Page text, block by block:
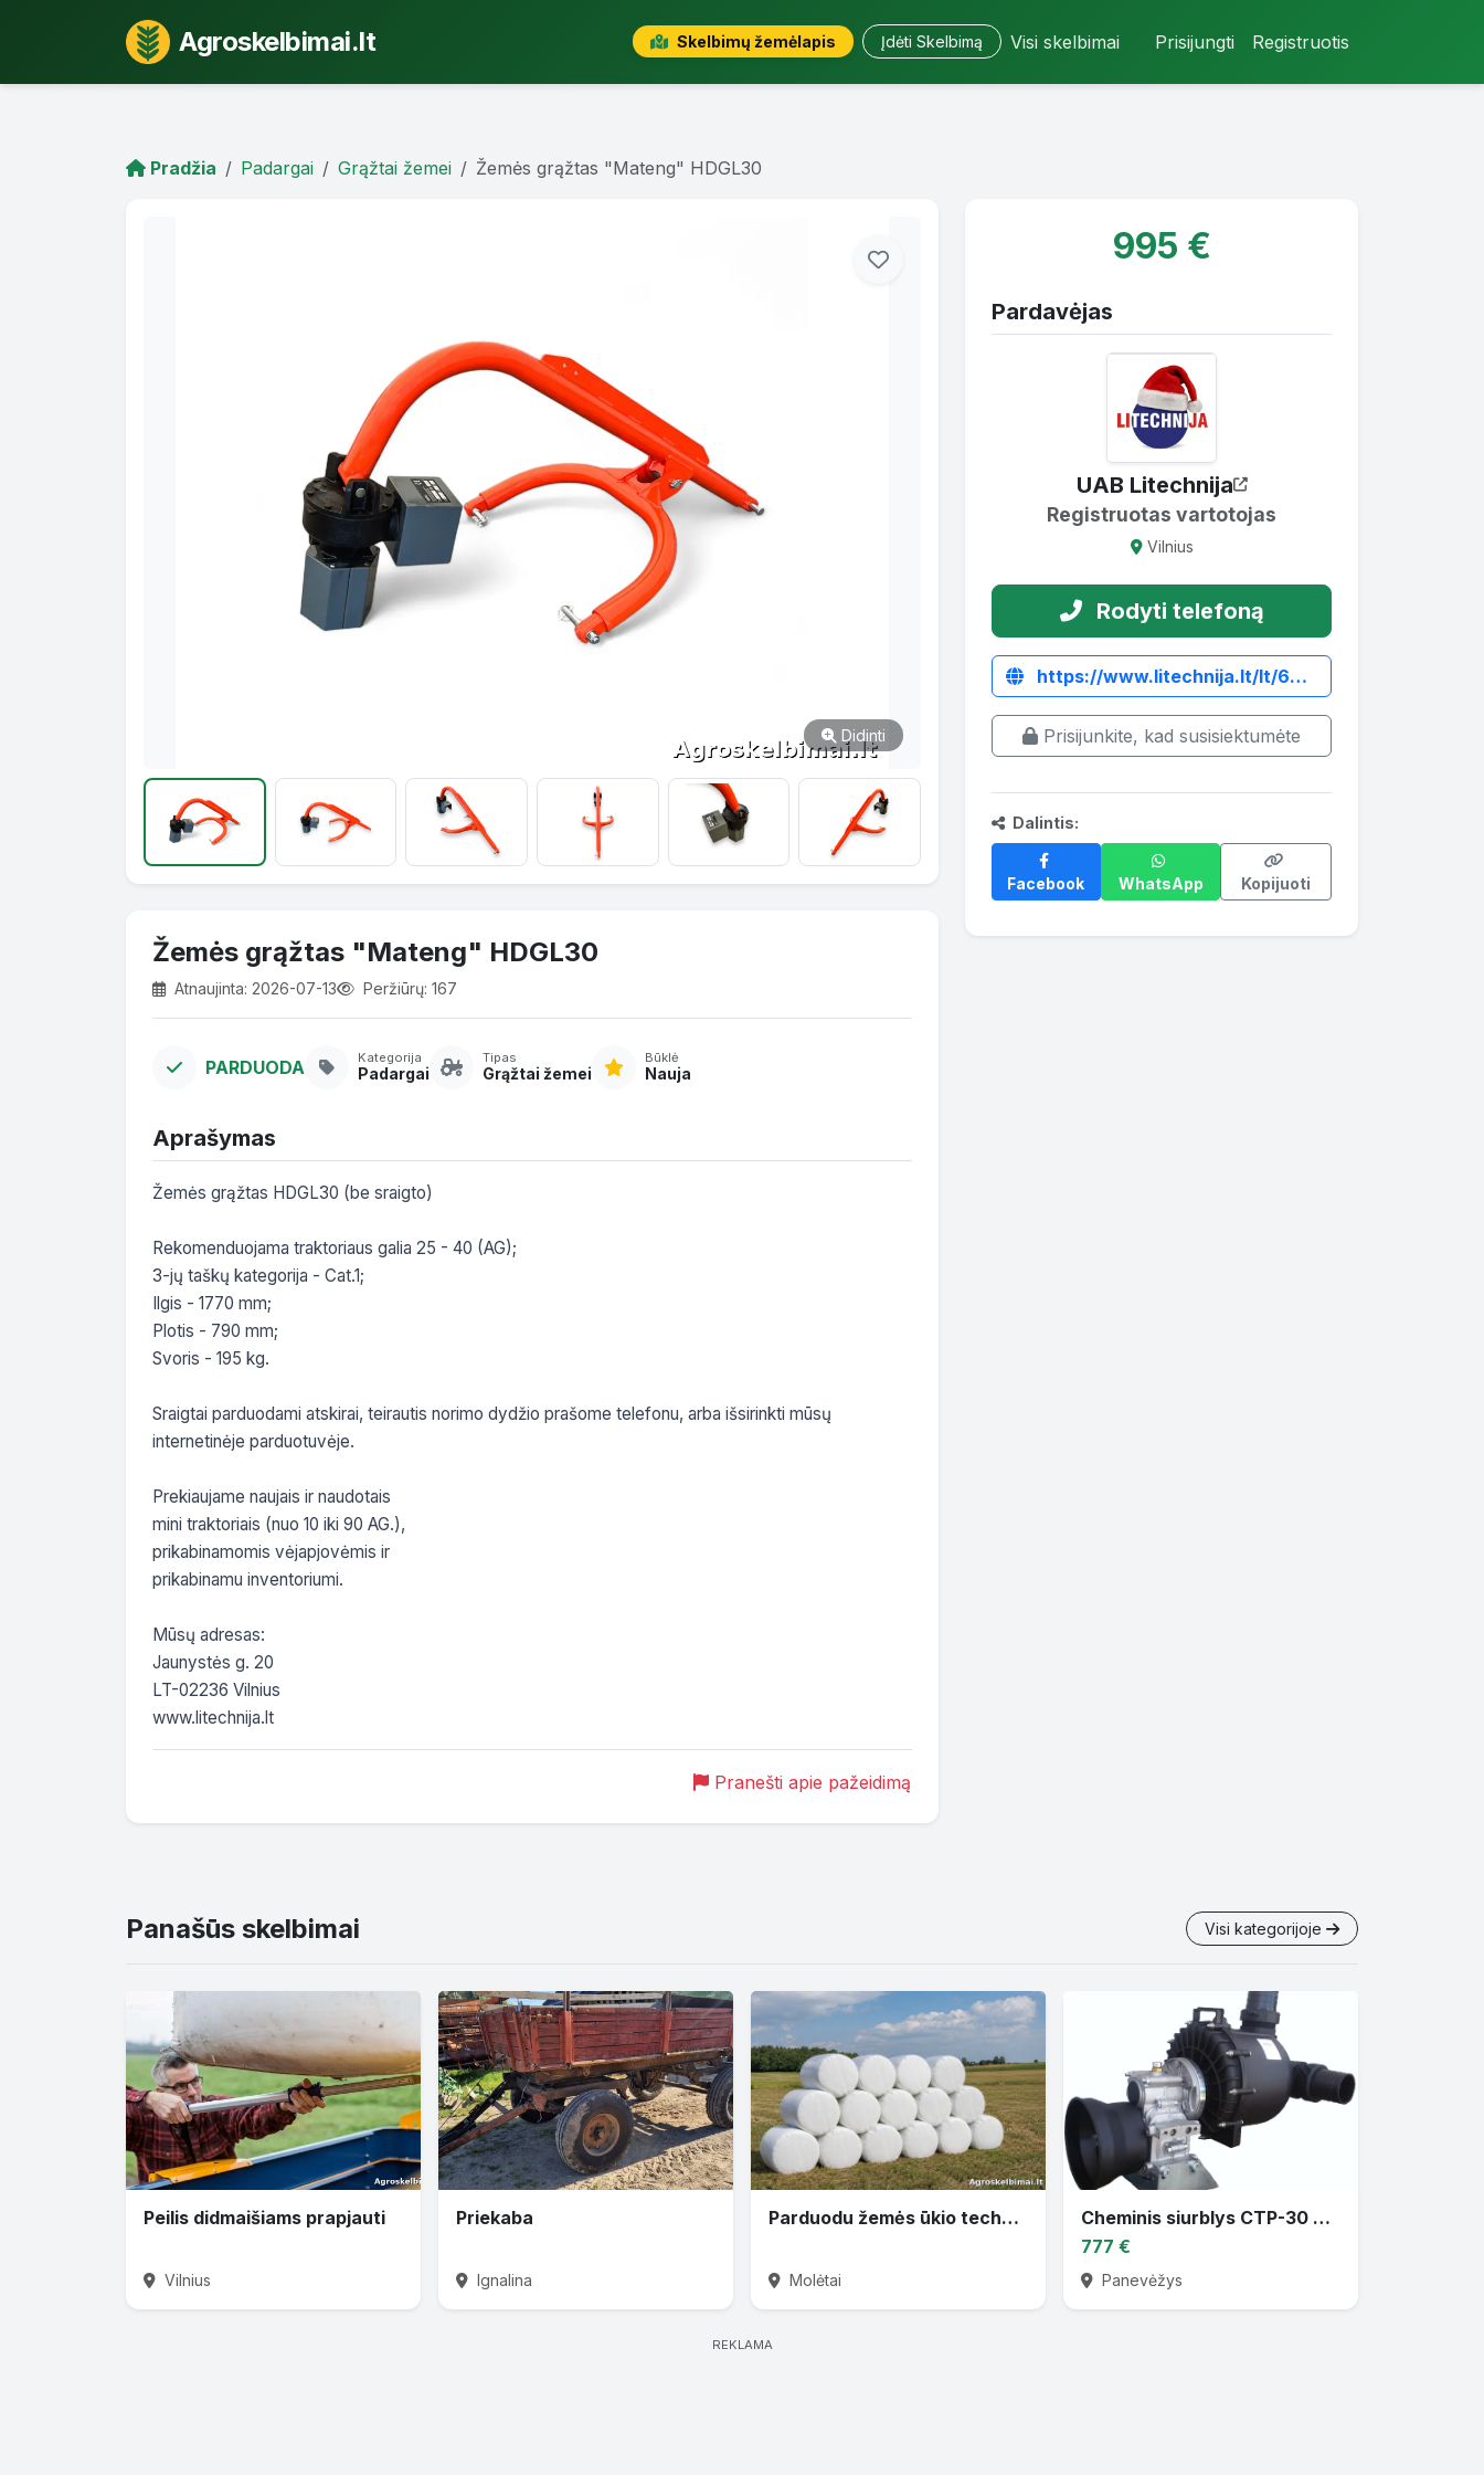
Agroskelbimai.lt Skelbimų žemėlapis Įdėti Skelbimą Visi skelbimai Prisijungti Registruotis
Pradžia Padargai Grąžtai žemei Žemės grąžtas "Mateng" HDGL30
Didinti
Žemės grąžtas "Mateng" HDGL30
Atnaujinta: 2026-07-13 Peržiūrų: 167
PARDUODA Kategorija
Padargai
Tipas
Grąžtai žemei
Būklė
Nauja
Aprašymas
Žemės grąžtas HDGL30 (be sraigto)
Rekomenduojama traktoriaus galia 25 - 40 (AG);
3-jų taškų kategorija - Cat.1;
Ilgis - 1770 mm;
Plotis - 790 mm;
Svoris - 195 kg.
Sraigtai parduodami atskirai, teirautis norimo dydžio prašome telefonu, arba išsirinkti mūsų
internetinėje parduotuvėje.
Prekiaujame naujais ir naudotais
mini traktoriais (nuo 10 iki 90 AG.),
prikabinamomis vėjapjovėmis ir
prikabinamu inventoriumi.
Mūsų adresas:
Jaunystės g. 20
LT-02236 Vilnius
www.litechnija.lt
Pranešti apie pažeidimą
995 €
Pardavėjas
UAB Litechnija
Registruotas vartotojas
Vilnius
Rodyti telefoną
https://www.litechnija.lt/lt/64-zemes-graztai
Prisijunkite, kad susisiektumėte
Dalintis:
Facebook WhatsApp Kopijuoti
Panašūs skelbimai Visi kategorijoje
Peilis didmaišiams prapjauti
Vilnius
Priekaba
Ignalina
Parduodu žemės ūkio techniką
Molėtai
Cheminis siurblys CTP-30 varomas traktoriaus darbiniu velenu
777 €
Panevėžys
REKLAMA